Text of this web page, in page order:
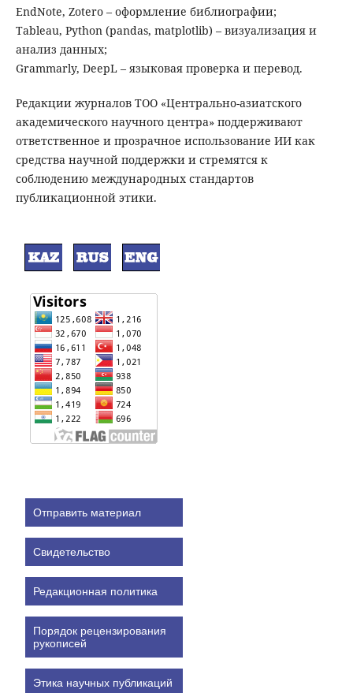
EndNote, Zotero – оформление библиографии;
Tableau, Python (pandas, matplotlib) – визуализация и
анализ данных;
Grammarly, DeepL – языковая проверка и перевод.
Редакции журналов ТОО «Центрально-азиатского
академического научного центра» поддерживают
ответственное и прозрачное использование ИИ как
средства научной поддержки и стремятся к
соблюдению международных стандартов
публикационной этики.
Отправить материал
Свидетельство
Редакционная политика
Порядок рецензирования
рукописей
Этика научных публикаций